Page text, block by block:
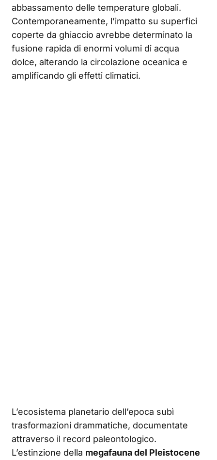
abbassamento delle temperature globali.
Contemporaneamente, l’impatto su superfici
coperte da ghiaccio avrebbe determinato la
fusione rapida di enormi volumi di acqua
dolce, alterando la circolazione oceanica e
amplificando gli effetti climatici.
L’ecosistema planetario dell’epoca subì
trasformazioni drammatiche, documentate
attraverso il record paleontologico.
L’estinzione della megafauna del Pleistocene